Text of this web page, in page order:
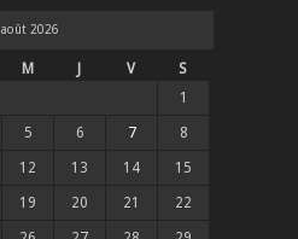
août 2026
M J V
S
1
5 6 7 8
12 13 14 15
19 20 21 22